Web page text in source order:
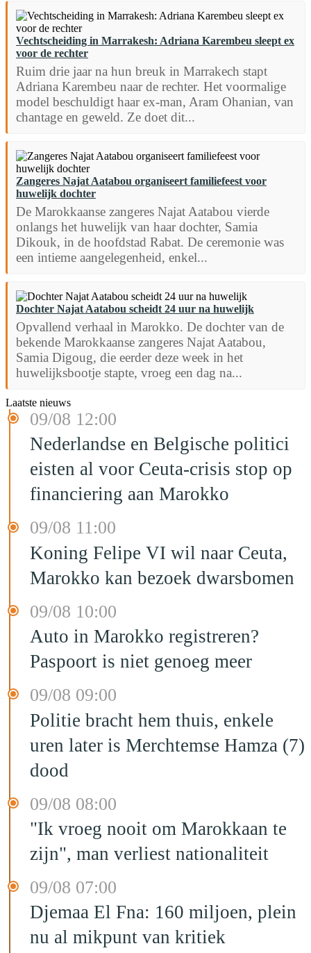
Vechtscheiding in Marrakesh: Adriana Karembeu sleept ex
voor de rechter
Ruim drie jaar na hun breuk in Marrakech stapt
Adriana Karembeu naar de rechter. Het voormalige
model beschuldigt haar ex-man, Aram Ohanian, van
chantage en geweld. Ze doet dit...
Zangeres Najat Aatabou organiseert familiefeest voor
huwelijk dochter
De Marokkaanse zangeres Najat Aatabou vierde
onlangs het huwelijk van haar dochter, Samia
Dikouk, in de hoofdstad Rabat. De ceremonie was
een intieme aangelegenheid, enkel...
Dochter Najat Aatabou scheidt 24 uur na huwelijk
Opvallend verhaal in Marokko. De dochter van de
bekende Marokkaanse zangeres Najat Aatabou,
Samia Digoug, die eerder deze week in het
huwelijksbootje stapte, vroeg een dag na...
Laatste nieuws
09/08 12:00
Nederlandse en Belgische politici
eisten al voor Ceuta-crisis stop op
financiering aan Marokko
09/08 11:00
Koning Felipe VI wil naar Ceuta,
Marokko kan bezoek dwarsbomen
09/08 10:00
Auto in Marokko registreren?
Paspoort is niet genoeg meer
09/08 09:00
Politie bracht hem thuis, enkele
uren later is Merchtemse Hamza (7)
dood
09/08 08:00
"Ik vroeg nooit om Marokkaan te
zijn", man verliest nationaliteit
09/08 07:00
Djemaa El Fna: 160 miljoen, plein
nu al mikpunt van kritiek